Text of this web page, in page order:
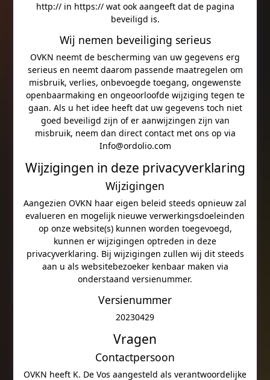
http:// in https:// wat ook aangeeft dat de pagina
beveiligd is.
Wij nemen beveiliging serieus
OVKN neemt de bescherming van uw gegevens erg
serieus en neemt daarom passende maatregelen om
misbruik, verlies, onbevoegde toegang, ongewenste
openbaarmaking en ongeoorloofde wijziging tegen te
gaan. Als u het idee heeft dat uw gegevens toch niet
goed beveiligd zijn of er aanwijzingen zijn van
misbruik, neem dan direct contact met ons op via
Info@ordolio.com
Wijzigingen in deze privacyverklaring
Wijzigingen
Aangezien OVKN haar eigen beleid steeds opnieuw zal
evalueren en mogelijk nieuwe verwerkingsdoeleinden
op onze website(s) kunnen worden toegevoegd,
kunnen er wijzigingen optreden in deze
privacyverklaring. Bij wijzigingen zullen wij dit steeds
aan u als websitebezoeker kenbaar maken via
onderstaand versienummer.
Versienummer
20230429
Vragen
Contactpersoon
OVKN heeft K. De Vos aangesteld als verantwoordelijke